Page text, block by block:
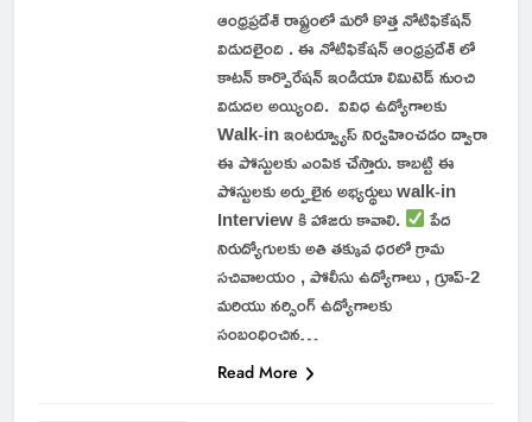
ఆంధ్రప్రదేశ్ రాష్ట్రంలో మరో కొత్త నోటిఫికేషన్
విడుదలైంది . ఈ నోటిఫికేషన్ ఆంధ్రప్రదేశ్ లో
కాటన్ కార్పొరేషన్ ఇండియా లిమిటెడ్ నుంచి
విడుదల అయ్యింది. వివిధ ఉద్యోగాలకు
Walk-in ఇంటర్వ్యూస్ నిర్వహించడం ద్వారా
ఈ పోస్టులకు ఎంపిక చేస్తారు. కాబట్టి ఈ
పోస్టులకు అర్హులైన అభ్యర్థులు walk-in
Interview కి హాజరు కావాలి.
పేద
నిరుద్యోగులకు అతి తక్కువ ధరలో గ్రామ
సచివాలయం , పోలీసు ఉద్యోగాలు , గ్రూప్-2
మరియు నర్సింగ్ ఉద్యోగాలకు
సంబంధించిన…
Read More